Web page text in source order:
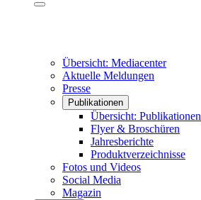
Übersicht: Mediacenter
Aktuelle Meldungen
Presse
Publikationen
Übersicht: Publikationen
Flyer & Broschüren
Jahresberichte
Produktverzeichnisse
Fotos und Videos
Social Media
Magazin